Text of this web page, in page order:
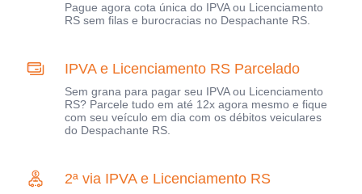
Pague agora cota única do IPVA ou Licenciamento
RS sem filas e burocracias no Despachante RS.
IPVA e Licenciamento RS Parcelado
Sem grana para pagar seu IPVA ou Licenciamento
RS? Parcele tudo em até 12x agora mesmo e fique
com seu veículo em dia com os débitos veiculares
do Despachante RS.
2ª via IPVA e Licenciamento RS